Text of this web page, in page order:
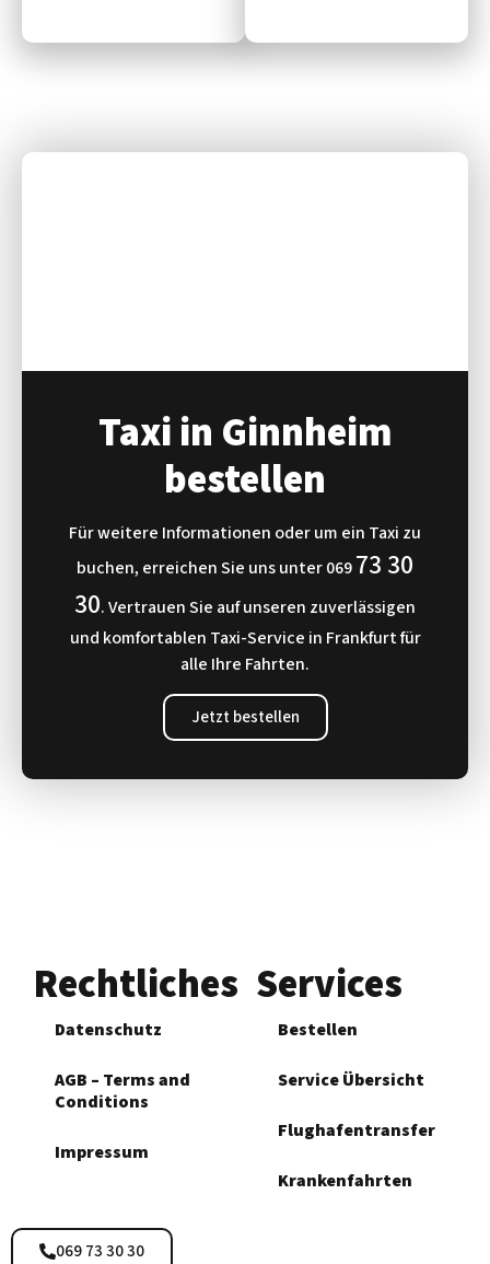
Taxi in Ginnheim
bestellen
Für weitere Informationen oder um ein Taxi zu
buchen, erreichen Sie uns unter06973 30
30. Vertrauen Sie auf unseren zuverlässigen
und komfortablen Taxi-Service in Frankfurt für
alle Ihre Fahrten.
Jetzt bestellen
Rechtliches
Datenschutz
AGB – Terms and
Conditions
Impressum
Services
Bestellen
Service Übersicht
Flughafen­transfer
Krankenfahrten
069 73 30 30